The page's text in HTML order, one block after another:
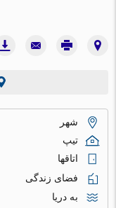
شهر
تیپ
اتاقها
فضای زندگی
به دریا